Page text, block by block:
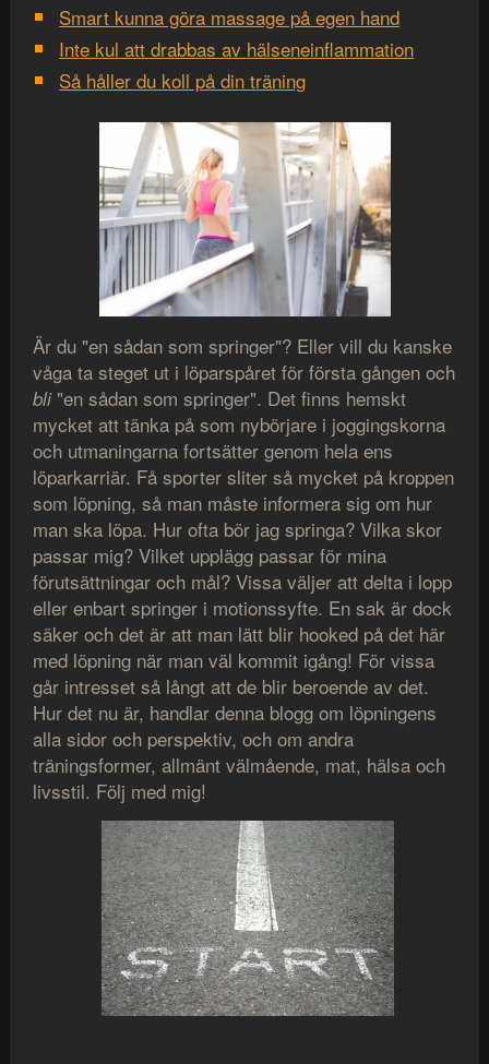
Smart kunna göra massage på egen hand
Inte kul att drabbas av hälseneinflammation
Så håller du koll på din träning
Är du "en sådan som springer"? Eller vill du kanske
våga ta steget ut i löparspåret för första gången och
bli"en sådan som springer". Det finns hemskt
mycket att tänka på som nybörjare i joggingskorna
och utmaningarna fortsätter genom hela ens
löparkarriär. Få sporter sliter så mycket på kroppen
som löpning, så man måste informera sig om hur
man ska löpa. Hur ofta bör jag springa? Vilka skor
passar mig? Vilket upplägg passar för mina
förutsättningar och mål? Vissa väljer att delta i lopp
eller enbart springer i motionssyfte. En sak är dock
säker och det är att man lätt blir hooked på det här
med löpning när man väl kommit igång! För vissa
går intresset så långt att de blir beroende av det.
Hur det nu är, handlar denna blogg om löpningens
alla sidor och perspektiv, och om andra
träningsformer, allmänt välmående, mat, hälsa och
livsstil. Följ med mig!